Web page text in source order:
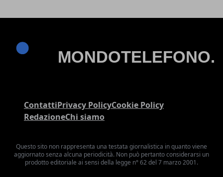
ContattiPrivacy PolicyCookie Policy
RedazioneChi siamo
Questo sito non rappresenta una testata giornalistica in quanto viene
aggiornato senza alcuna periodicità. Non può pertanto considerarsi un
prodotto editoriale ai sensi della legge n° 62 del 7 marzo 2001.